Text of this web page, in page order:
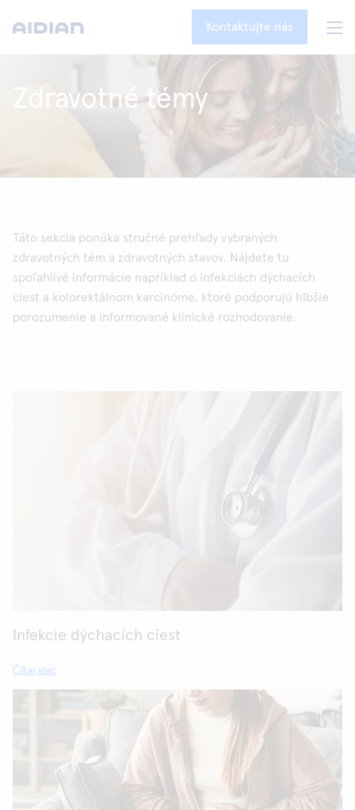
Kontaktujte nás
Zdravotné témy
Táto sekcia ponúka stručné prehľady vybraných
zdravotných tém a zdravotných stavov. Nájdete tu
spoľahlivé informácie napríklad o infekciách dýchacích
ciest a kolorektálnom karcinóme, ktoré podporujú hlbšie
porozumenie a informované klinické rozhodovanie.
Infekcie dýchacích ciest
Čítaj viac